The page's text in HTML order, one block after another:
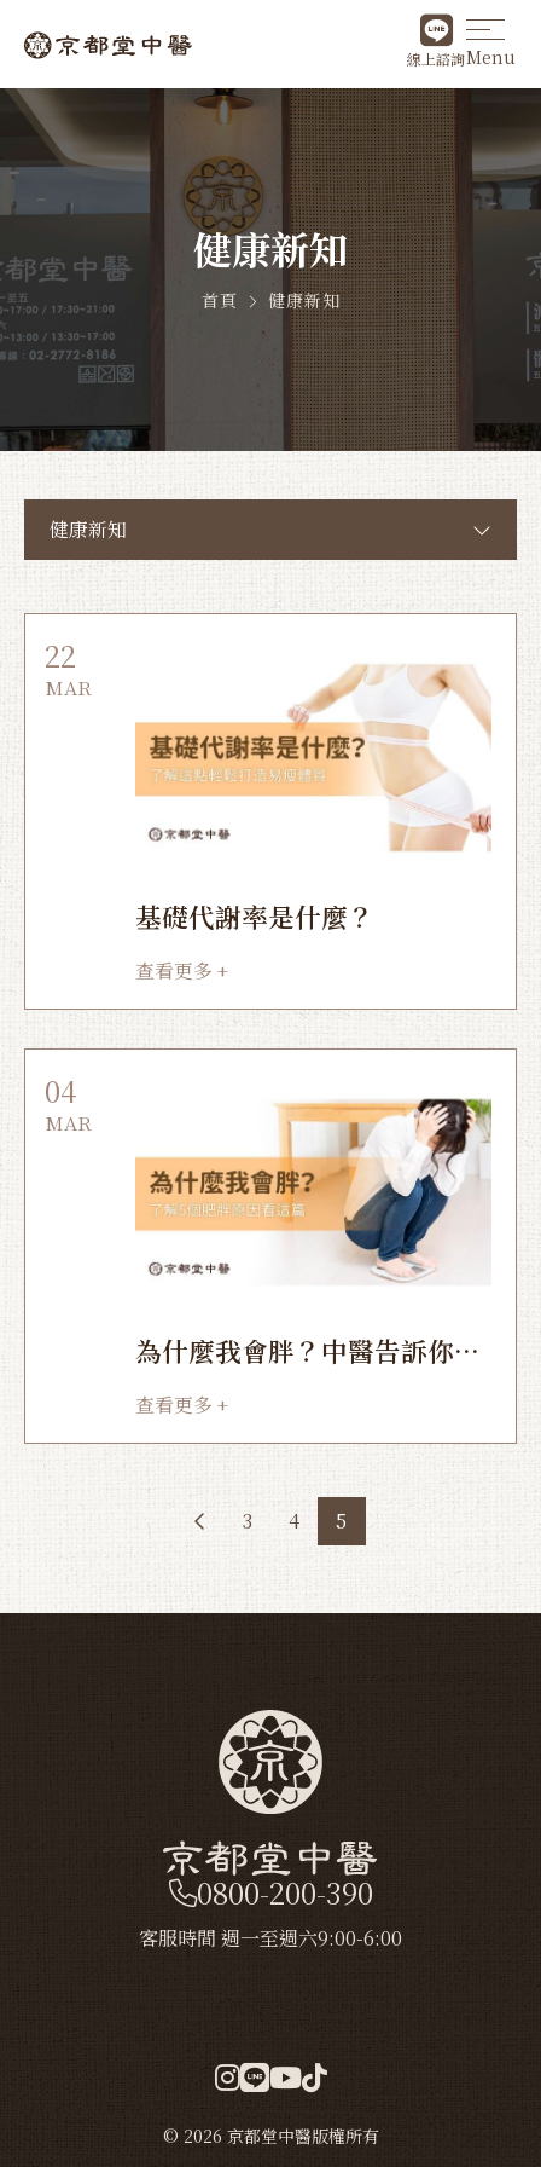
線上諮詢Menu
健康新知
首頁 健康新知
健康新知
22
MAR
基礎代謝率是什麼？
查看更多 +
04
MAR
為什麼我會胖？中醫告訴你5
個肥胖原因
查看更多 +
3 4 5
0800-200-390
客服時間 週一至週六9:00-6:00
© 2026 京都堂中醫版權所有